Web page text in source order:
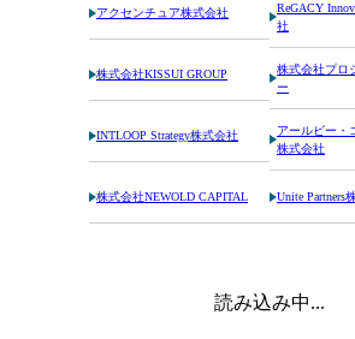
アクセンチュア株式会社
ReGACY
社
株式会社KISSUI GROUP
株式会社プロ
ー
INTLOOP Strategy株式会社
アールビー・
株式会社
株式会社NEWOLD CAPITAL Unite Partners
読み込み中...